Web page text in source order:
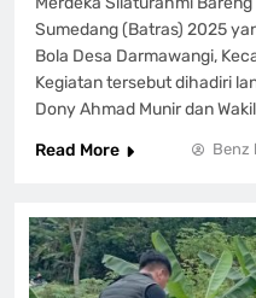
Sumedang (Batras) 2025
Bola Desa Darmawangi,
Kegiatan tersebut dihadiri
Dony Ahmad Munir dan
Read More
Benz